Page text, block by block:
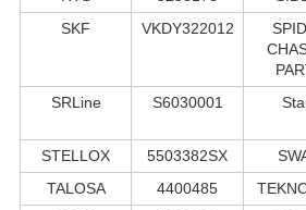
SKF
VKDY322012
SRLine S6030001
STELLOX
5503382SX
TALOSA
4400485